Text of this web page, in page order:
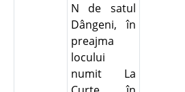
N de satul
Dângeni, în
preajma
locului
numit La